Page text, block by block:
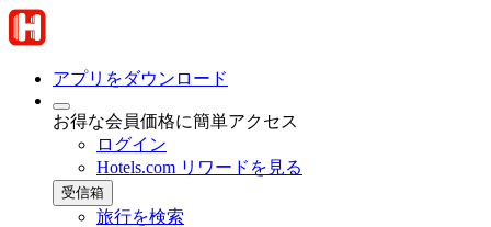
アプリをダウンロード
お得な会員価格に簡単アクセス
ログイン
Hotels.com リワードを見る
受信箱
旅行を検索